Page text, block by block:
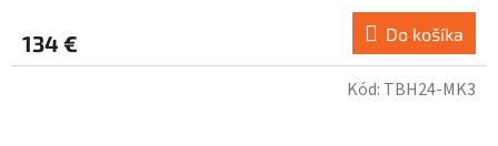
134 € Do košíka
Kód: TBH24-MK3